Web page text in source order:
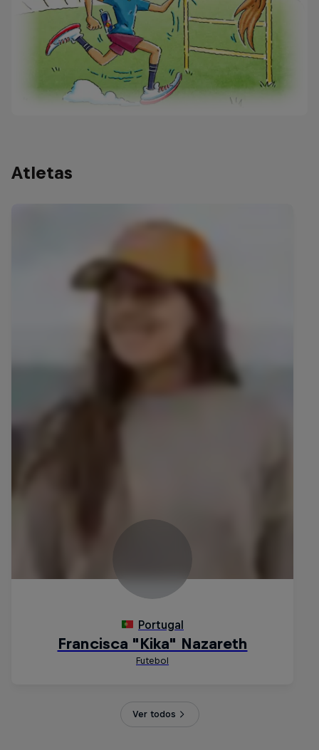
Atletas
Ver todos